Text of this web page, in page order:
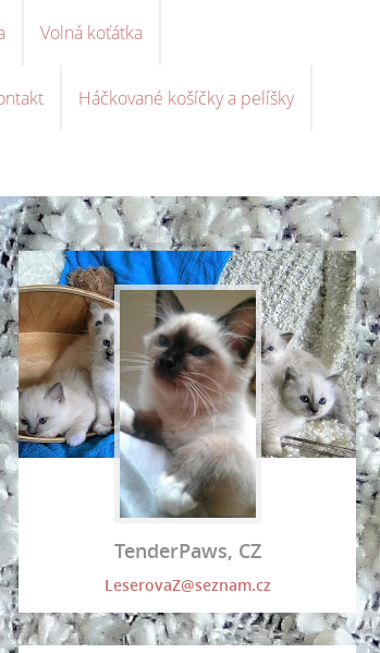
Volná koťátka
Háčkované košíčky a pelíšky
TenderPaws, CZ
LeserovaZ@seznam.cz